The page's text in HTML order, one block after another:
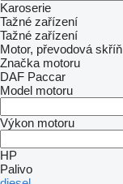
Karoserie
Tažné zařízení
Tažné zařízení
Motor, převodová skříň
Značka motoru
DAF Paccar
Model motoru
Výkon motoru
HP
Palivo